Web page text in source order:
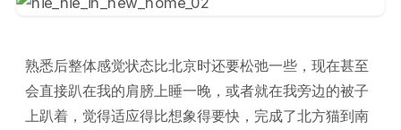
熟悉后整体感觉状态比北京时还要松弛一些，现在甚至
会直接趴在我的肩膀上睡一晚，或者就在我旁边的被子
上趴着，觉得适应得比想象得要快，完成了北方猫到南